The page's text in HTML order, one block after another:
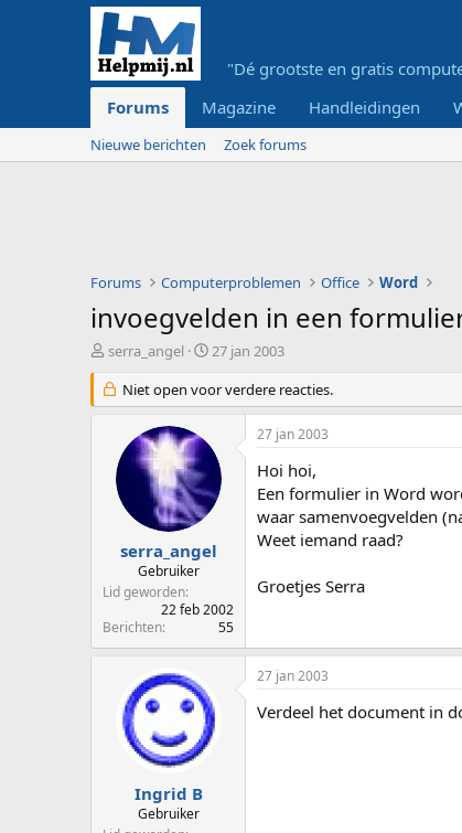
"Dé grootste en gratis
Forums
Magazine Handleidingen
Nieuwe berichten Zoek forums
Forums Computerproblemen Office Word
invoegvelden in een
O
d
e
r
e
r
serra_angel
S
a
r
d
t
u
27 jan 2003
Niet open voor verdere reacties.
serra_angel
Gebruiker
Lid geworden
22 feb 2002
Berichten
55
27 jan 2003
Hoi hoi,
Een formulier in Word
waar samenvoegvelden
Weet iemand raad?
Groetjes Serra
Ingrid B
Gebruiker
27 jan 2003
Verdeel het document in